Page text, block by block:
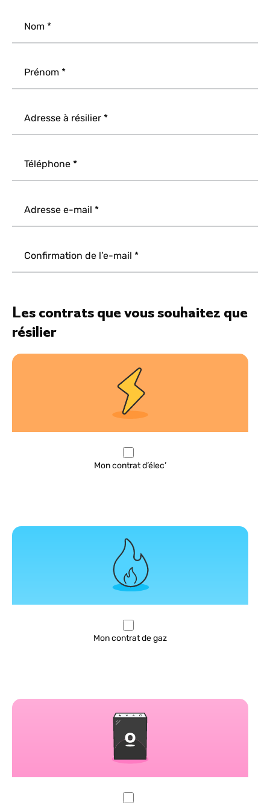
Nom
Prénom
Adresse à résilier
Téléphone
Adresse e-mail
Confirmation de l’e-mail
Les contrats que vous souhaitez que
résilier
Mon contrat d’élec’
Mon contrat de gaz